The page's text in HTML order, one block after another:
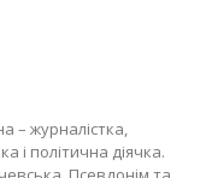
– журналістка,
і політична діячка.